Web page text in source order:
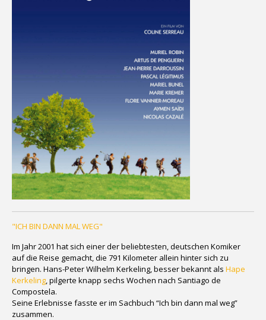
"ICH BIN DANN MAL WEG"
Im Jahr 2001 hat sich einer der beliebtesten, deutschen Komiker
auf die Reise gemacht, die 791 Kilometer allein hinter sich zu
bringen. Hans-Peter Wilhelm Kerkeling, besser bekannt als Hape
Kerkeling, pilgerte knapp sechs Wochen nach Santiago de
Compostela.
Seine Erlebnisse fasste er im Sachbuch “Ich bin dann mal weg”
zusammen.